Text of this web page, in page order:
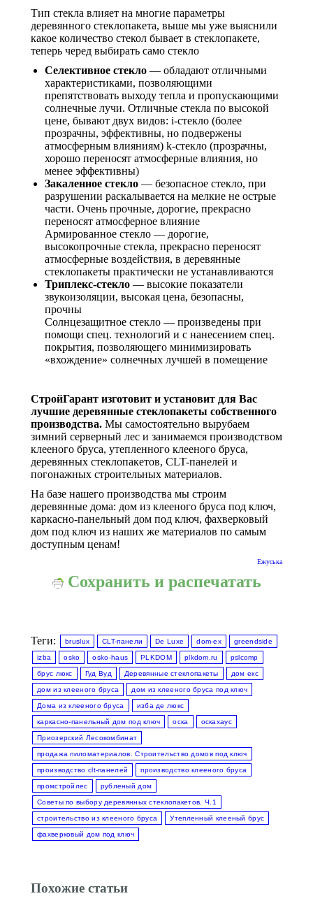
Тип стекла влияет на многие параметры
деревянного стеклопакета, выше мы уже выяснили
какое количество стекол бывает в стеклопакете,
теперь черед выбирать само стекло
Селективное стекло — обладают отличными
характеристиками, позволяющими
препятствовать выходу тепла и пропускающими
солнечные лучи. Отличные стекла по высокой
цене, бывают двух видов: i-стекло (более
прозрачны, эффективны, но подвержены
атмосферным влияниям) k-стекло (прозрачны,
хорошо переносят атмосферные влияния, но
менее эффективны)
Закаленное стекло — безопасное стекло, при
разрушении раскалывается на мелкие не острые
части. Очень прочные, дорогие, прекрасно
переносят атмосферное влияние
Армированное стекло — дорогие,
высокопрочные стекла, прекрасно переносят
атмосферные воздействия, в деревянные
стеклопакеты практически не устанавливаются
Триплекс-стекло — высокие показатели
звукоизоляции, высокая цена, безопасны,
прочны
Солнцезащитное стекло — произведены при
помощи спец. технологий и с нанесением спец.
покрытия, позволяющего минимизировать
«вхождение» солнечных лучшей в помещение
СтройГарант изготовит и установит для Вас
лучшие деревянные стеклопакеты собственного
производства. Мы самостоятельно вырубаем
зимний серверный лес и занимаемся производством
клееного бруса, утепленного клееного бруса,
деревянных стеклопакетов, CLT-панелей и
погонажных строительных материалов.
На базе нашего производства мы строим
деревянные дома: дом из клееного бруса под ключ,
каркасно-панельный дом под ключ, фахверковый
дом под ключ из наших же материалов по самым
доступным ценам!
Ежуська
Сохранить и распечатать
Теги: bruslux CLT-панели De Luxe dom-ex greendside
izba osko osko-haus PLKDOM plkdom.ru pslcomp
брус люкс Гуд Вуд Деревянные стеклопакеты дом екс
дом из клееного бруса дом из клееного бруса под ключ
Дома из клееного бруса изба де люкс
каркасно-панельный дом под ключ оска оскахаус
Приозерский Лесокомбинат
продажа пиломатериалов. Строительство домов под ключ
производство clt-панелей производство клееного бруса
промстройлес рубленый дом
Советы по выбору деревянных стеклопакетов. Ч.1
строительство из клееного бруса Утепленный клееный брус
фахверковый дом под ключ
Похожие статьи